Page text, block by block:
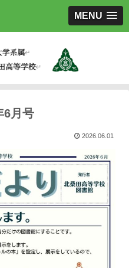
MENU
6月号
2026.06.01